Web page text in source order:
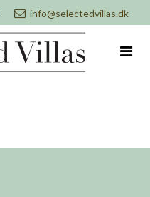
info@selectedvillas.dk